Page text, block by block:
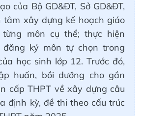
của Bộ GD&ĐT, Sở GD&ĐT,
tâm xây dựng kế hoạch giáo
môn cụ thể; thực hiện
đăng ký môn tự chọn trong
học sinh lớp 12. Trước đó,
huấn, bồi dưỡng cho gần
cấp THPT về xây dựng câu
định kỳ, đề thi theo cấu trúc